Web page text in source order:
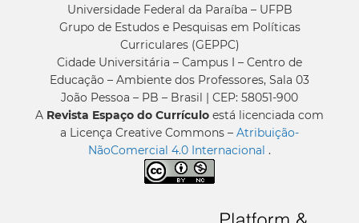
Universidade Federal da Paraíba – UFPB
Grupo de Estudos e Pesquisas em Políticas
Curriculares (GEPPC)
Cidade Universitária – Campus I – Centro de
Educação – Ambiente dos Professores, Sala 03
João Pessoa – PB – Brasil | CEP: 58051-900
A Revista Espaço do Currículo está licenciada com
a Licença Creative Commons – Atribuição-
NãoComercial 4.0 Internacional .